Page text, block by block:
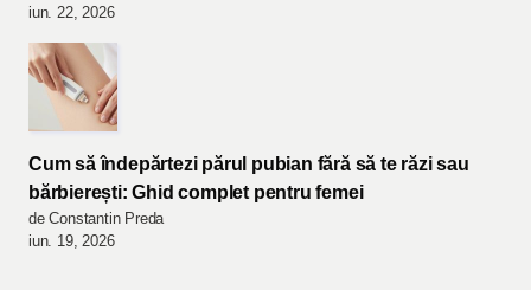
iun. 22, 2026
Cum să îndepărtezi părul pubian fără să te răzi sau
bărbierești: Ghid complet pentru femei
de Constantin Preda
iun. 19, 2026